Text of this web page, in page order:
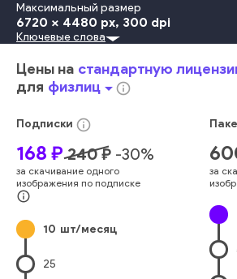
Максимальный размер
6720 x 4480 px, 300 dpi
Успех Напиток Бутылка
улыбка
уверенный современный
хранение
посмотрите на камеру
Ключевые слова
Цены на стандартную
для физлицarrow_drop_downinfo_outline
Подписки info_outline
168 ₽ 240₽ -30%
за скачивание одного
изображения по подписке
info_outline
10 шт/месяц
25
за